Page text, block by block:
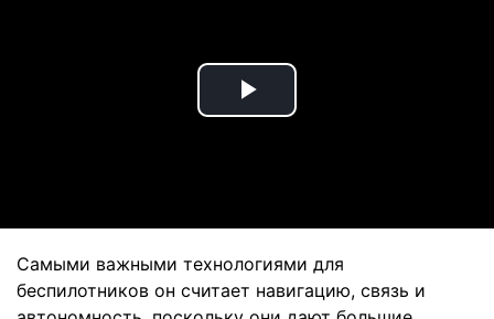
Play
Самыми важными технологиями для
беспилотников он считает навигацию, связь и